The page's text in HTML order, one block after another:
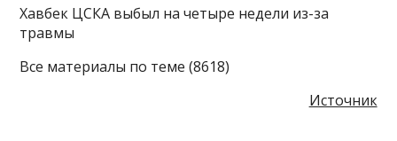
Хавбек ЦСКА выбыл на четыре недели из-за
травмы
Все материалы по теме (8618)
Источник